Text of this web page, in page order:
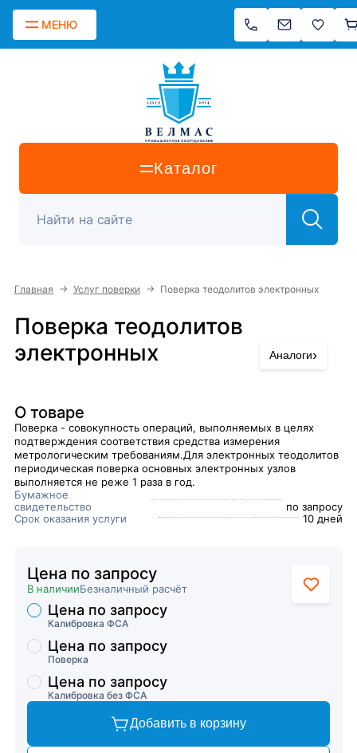
МЕНЮ
Каталог
Главная → Услуг поверки → Поверка теодолитов электронных
Поверка теодолитов
электронных
Аналоги›
О товаре
Поверка - совокупность операций, выполняемых в целях
подтверждения соответствия средства измерения
метрологическим требованиям.Для электронных теодолитов
периодическая поверка основных электронных узлов
выполняется не реже 1 раза в год.
Бумажное
свидетельство
по запросу
Срок оказания услуги
10 дней
Цена по запросу
В наличииБезналичный расчёт
Торговые предложения
Калибровка ФСА
Цена по запросу
Поверка
Цена по запросу
Калибровка без ФСА
Цена по запросу
Добавить в корзину